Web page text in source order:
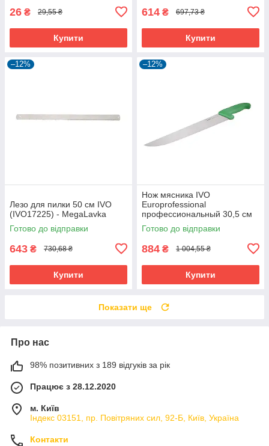
26 ₴ 29,55 ₴
Купити
614 ₴ 697,73 ₴
Купити
–12%
Лезо для пилки 50 см IVO
(IVO17225) - MegaLavka
Готово до відправки
643 ₴ 730,68 ₴
Купити
–12%
Нож мясника IVO
Europrofessional
профессиональный 30,5 см
зеленый (41061.30.05) -
MegaLavka
Готово до відправки
884 ₴ 1 004,55 ₴
Купити
Показати ще
Про нас
98% позитивних з 189 відгуків за рік
Працює з 28.12.2020
м. Київ
Індекс 03151, пр. Повітряних сил, 92-Б, Київ, Україна
Контакти